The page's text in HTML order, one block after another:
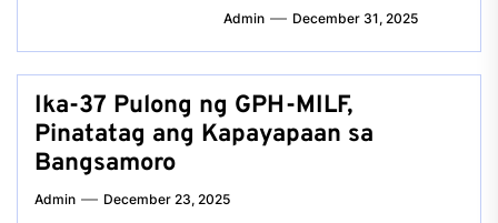
Admin December 31, 2025
Ika-37 Pulong ng GPH-MILF,
Pinatatag ang Kapayapaan sa
Bangsamoro
Admin December 23, 2025